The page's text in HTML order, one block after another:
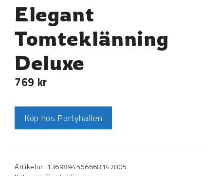
Elegant
Tomteklänning
Deluxe
769 kr
Köp hos Partyhallen
Artikelnr: 1369894566668147805